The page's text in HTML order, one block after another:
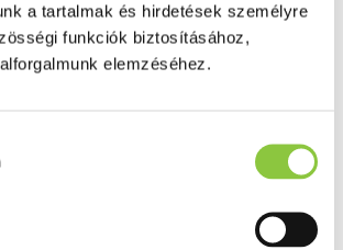
a tartalmak és hirdetések személyre
funkciók biztosításához,
elemzéséhez.
tesztek
Fogamzásgátlás, síkosítók, potencia
hüvelyflóra helyreállítás